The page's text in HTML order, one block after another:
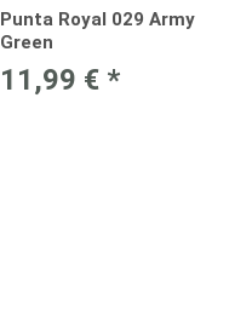
Punta Royal 029 Army
Green
11,99 € *